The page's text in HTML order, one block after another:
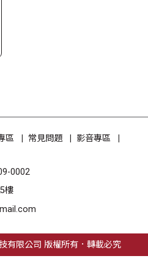
區 常見問題
影音專區
0002
樓
有限公司 版權所有．轉載必究